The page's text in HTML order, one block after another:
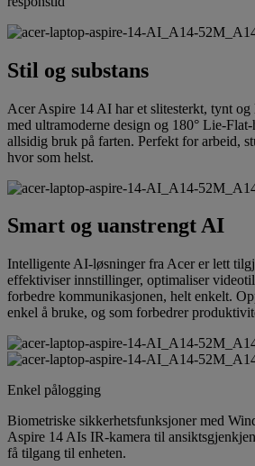
Stil og substans
Acer Aspire 14 AI har et slitesterkt, tynt
med ultramoderne design og 180° Lie-
allsidig bruk på farten. Perfekt for arbeid,
hvor som helst.
Smart og uanstrengt AI
Intelligente AI-løsninger fra Acer er lett
effektiviser innstillinger, optimaliser
forbedre kommunikasjonen, helt enkelt.
enkel å bruke, og som forbedrer
Enkel pålogging
Biometriske sikkerhetsfunksjoner med
Aspire 14 AIs IR-kamera til
få tilgang til enheten.